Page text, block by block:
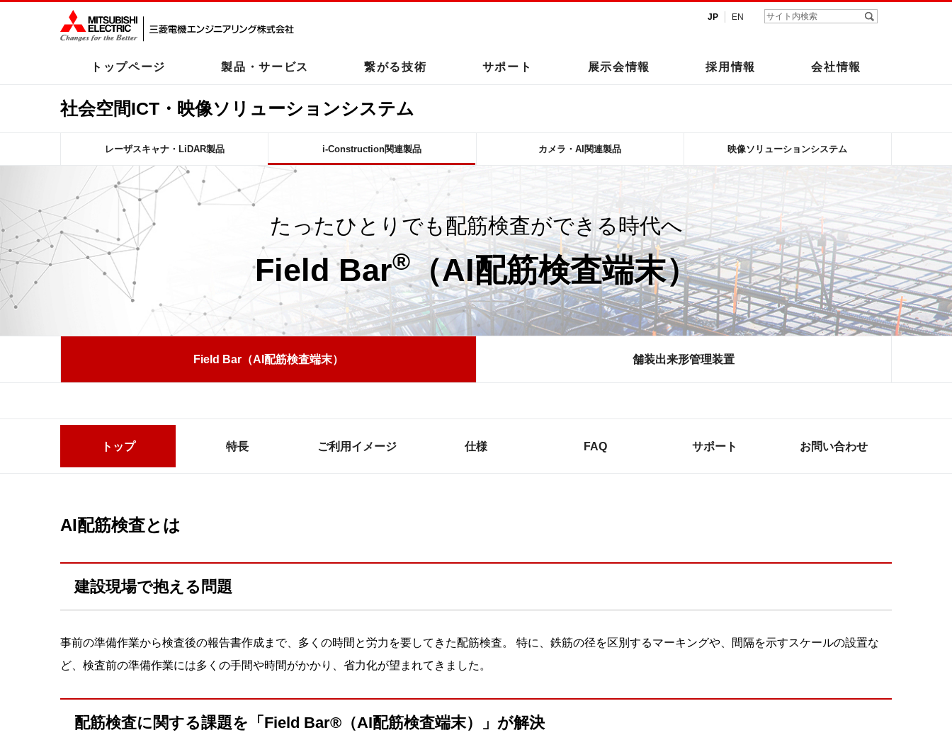
JP EN
トップページ 製品・サービス 繋がる技術 サポート 展示会情報 採用情報 会社情報
社会空間ICT・映像ソリューションシステム
レーザスキャナ・LiDAR製品 i-Construction関連製品 カメラ・AI関連製品 映像ソリューションシステム
たったひとりでも配筋検査ができる時代へ
Field Bar®（AI配筋検査端末）
Field Bar（AI配筋検査端末） 舗装出来形管理装置
トップ 特長 ご利用イメージ 仕様 FAQ サポート お問い合わせ
AI配筋検査とは
建設現場で抱える問題
事前の準備作業から検査後の報告書作成まで、多くの時間と労力を要してきた配筋検査。 特に、鉄筋の径を区別するマーキングや、間隔を示すスケールの設置な
ど、検査前の準備作業には多くの手間や時間がかかり、省力化が望まれてきました。
配筋検査に関する課題を「Field Bar®（AI配筋検査端末）」が解決